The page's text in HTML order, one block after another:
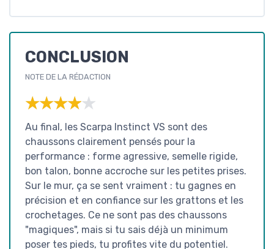
CONCLUSION
NOTE DE LA RÉDACTION
★★★★★
★★★★★
Au final, les Scarpa Instinct VS sont des
chaussons clairement pensés pour la
performance : forme agressive, semelle rigide,
bon talon, bonne accroche sur les petites prises.
Sur le mur, ça se sent vraiment : tu gagnes en
précision et en confiance sur les grattons et les
crochetages. Ce ne sont pas des chaussons
"magiques", mais si tu sais déjà un minimum
poser tes pieds, tu profites vite du potentiel.